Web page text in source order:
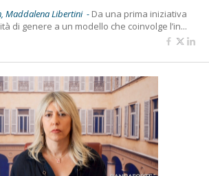
Maddalena Libertini - Da una prima iniziativa
di genere a un modello che coinvolge l’in...